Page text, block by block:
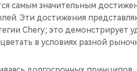
самым значительным
Эти достижения
Chery; это демонстрирует
в условиях разной